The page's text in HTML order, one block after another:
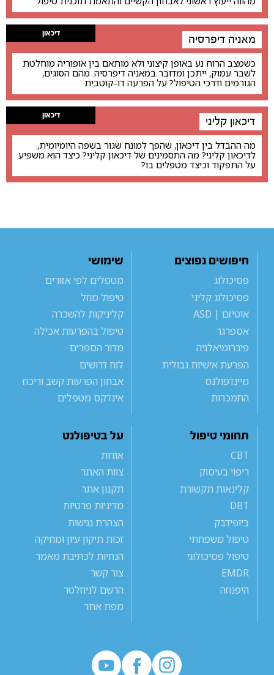
דיכאון מאניה דיפרסיה
כשמצב הרוח נע באופן קיצוני ולא מותאם בין אופוריה מוחלטת
לשבר עמוק, ייתכן ומדובר במאניה דיפרסיה. מהם הסוגים,
הגורמים ודרכי הטיפול? על הפרעה דו-קוטבית
דיכאון דיכאון קליני
מה ההבדל בין דיכאון, שהפך למונח שגור בשפה היומיומית,
לדיכאון קליני? מה התסמינים של דיכאון קליני? כיצד הוא משפיע
על התפקוד וכיצד מטפלים בו?
חיפושים נפוצים
פסיכולוג
פסיכולוג קליני
אוטיזם | ASD
אספרגר
פיברומיאלגיה
הפרעת אישיות גבולית
מיינדפולנס
התמכרות
שימושי
מטפלים לפי אזורים
טיפול מוזל
קליניקות להשכרה
טיפול בהפרעות אכילה
מדור הספרים
לוח דרושים
אבחון הפרעות קשב וריכוז
אינדקס מטפלים
תחומי טיפול
CBT
ריפוי בעיסוק
קלינאות תקשורת
DBT
ביופידבק
טיפול משפחתי
טיפול פסיכולוגי
EMDR
היפנוזה
על בטיפולנט
אודות
צוות האתר
תקנון אתר
מדיניות פרטיות
הצהרת נגישות
זכות תיקון עיון ומחיקה
הנחיות לכתיבת מאמר
צור קשר
הרשם לניוזלטר
מפת אתר